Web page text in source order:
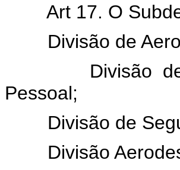
Art 17. O
Divisão de
Divisão de
Pessoal;
Divisão de
Divisão